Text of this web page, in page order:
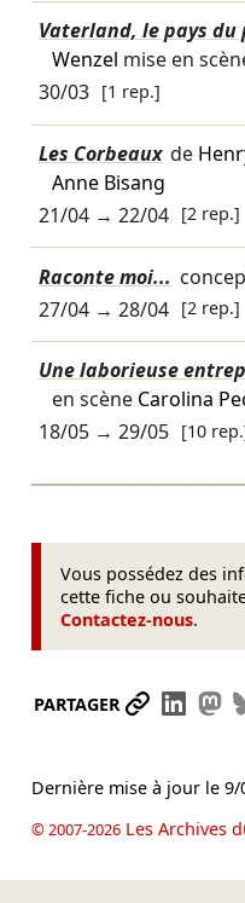
Vaterland, le pays du
Wenzel mise en
30/03 [1 rep.]
Les Corbeaux de
Anne Bisang
21/04→ 22/04 [2 rep.]
Raconte moi...
27/04→ 28/04 [2 rep.]
Une laborieuse
en scène Carolina
18/05→ 29/05 [10
Vous possédez des
cette fiche ou
Contactez-nous.
PARTAGER Partager
Dernière mise à jour le 9/
© 2007-2026Les Archives